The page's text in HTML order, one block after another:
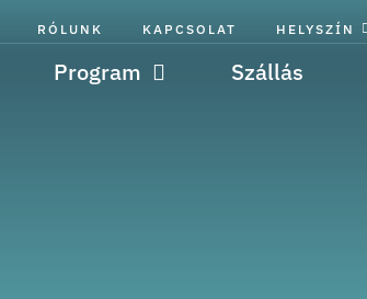
RÓLUNK KAPCSOLAT HELYSZÍN
Program Szállás